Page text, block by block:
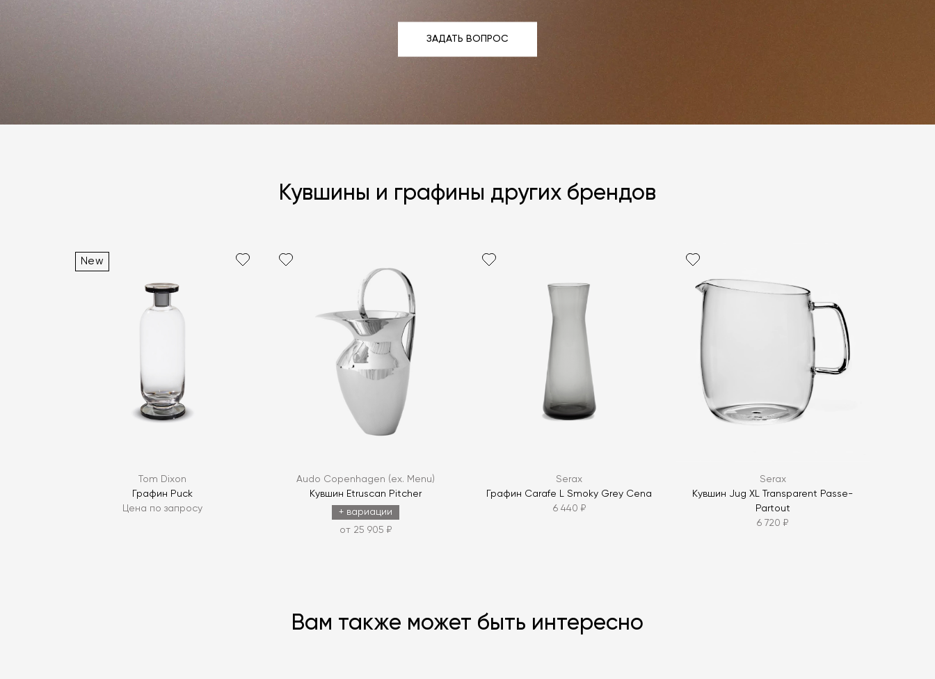
ЗАДАТЬ ВОПРОС
Я согласен с политикой персональных данных
ЗАДАТЬ ВОПРОС
ЗАДАТЬ ВОПРОС
Кувшины и графины других брендов
New
Tom Dixon
Графин Puck
Цена по запросу
Audo Copenhagen (ex. Menu)
Кувшин Etruscan Pitcher
+ вариации
от 25 905 ₽
Serax
Графин Carafe L Smoky Grey Cena
6 440 ₽
Serax
Кувшин Jug XL Transparent Passe-
Partout
6 720 ₽
Вам также может быть интересно